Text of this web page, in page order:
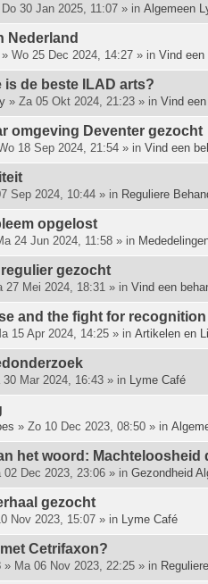
30 Jan 2025, 11:07 » in Algemeen
Nederland
» Wo 25 Dec 2024, 14:27 » in Vind een
is de beste ILAD arts?
» Za 05 Okt 2024, 21:23 » in Vind
omgeving Deventer gezocht
18 Sep 2024, 21:54 » in Vind een
Sep 2024, 10:44 » in Reguliere
opgelost
24 Jun 2024, 11:58 » in
gezocht
27 Mei 2024, 18:31 » in Vind een
and the fight for
15 Apr 2024, 14:25 » in Artikelen en
30 Mar 2024, 16:43 » in Lyme Café
» Zo 10 Dec 2023, 08:50 » in
het woord:
02 Dec 2023, 23:06 » in Gezondheid
gezocht
Nov 2023, 15:07 » in Lyme Café
Cetrifaxon?
» Ma 06 Nov 2023, 22:25 » in